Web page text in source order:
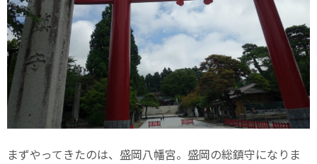
まずやってきたのは、盛岡八幡宮。盛岡の総鎮守になりま